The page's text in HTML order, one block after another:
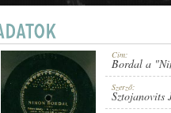
MŰFAJ: ÁRIA Cím:
Bordal a
Szerző:
Sztojanovits